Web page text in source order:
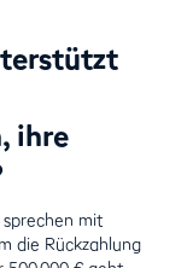
ihre
mit
die Rückzahlung